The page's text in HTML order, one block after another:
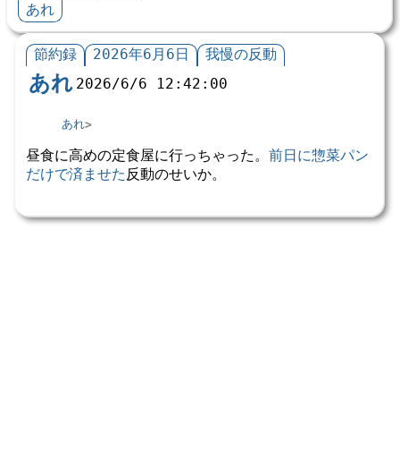
あれ
節約録 2026年6月6日 我慢の反動
あれ 2026/6/6 12:42:00
あれ
昼食に高めの定食屋に行っちゃった。 前日に惣菜パン
だけで済ませた反動のせいか。